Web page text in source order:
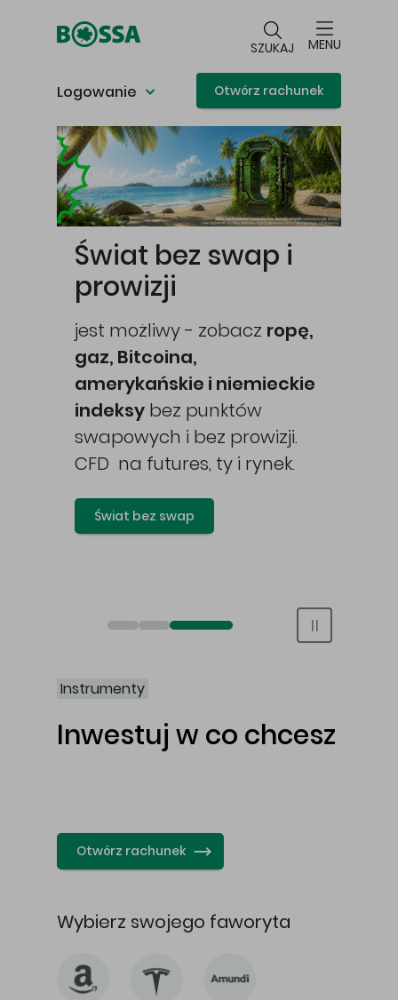
SZUKAJ MENU
Logowanie Otwórz rachunek
Główna treść
Świat bez swap i
prowizji
jest możliwy - zobacz ropę,
gaz, Bitcoina,
amerykańskie i niemieckie
indeksy bez punktów
swapowych i bez prowizji.
CFD na futures, ty i rynek.
Świat bez swap
Otwórz rachunek maklerski online
Otwórz konto IKE/IKZE
Świat bez swap i prowizji
Instrumenty
Inwestuj w co chcesz
Otwórz rachunek
Wybierz swojego faworyta